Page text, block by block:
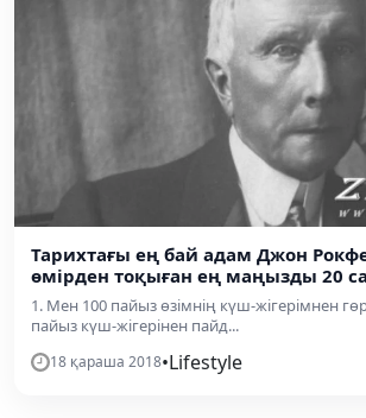
Тарихтағы ең бай адам Джон
өмірден тоқыған ең маңызды 20
1. Мен 100 пайыз өзімнің күш-жігерімнен
пайыз күш-жігерінен пайд...
18 қараша 2018•Lifestyle